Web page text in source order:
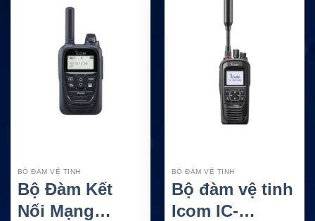
BỘ ĐÀM VỆ TINH
Bộ Đàm Kết
Nối Mạng
BỘ ĐÀM VỆ TINH
Bộ đàm vệ tinh
Icom IC-